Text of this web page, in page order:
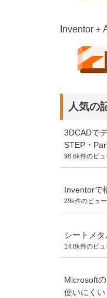
Inventor
人気の
3DCADで
STEP・
98.6k件のビュ
Inventorで
29k件のビュー
シートメ
14.8k件のビュ
Microsoft
使いにくい